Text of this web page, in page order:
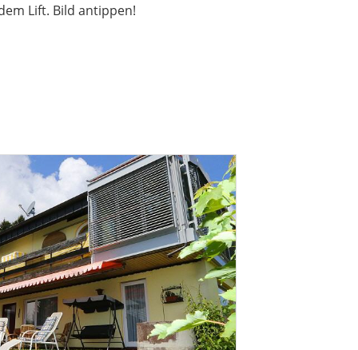
Lift. Bild antippen!